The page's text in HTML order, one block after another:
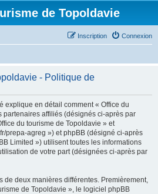
de Topoldavie
Connexion
Inscription
- Politique de
explique en détail comment « Office du
partenaires affiliés (désignés ci-après par
du tourisme de Topoldavie » et
prepa-agreg ») et phpBB (désigné ci-après
Limited ») utilisent toutes les informations
de votre part (désignées ci-après par
de deux manières différentes. Premièrement,
de Topoldavie », le logiciel phpBB